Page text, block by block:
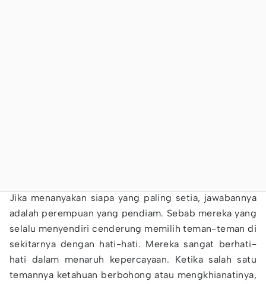
Jika menanyakan siapa yang paling setia, jawabannya
adalah perempuan yang pendiam. Sebab mereka yang
selalu menyendiri cenderung memilih teman-teman di
sekitarnya dengan hati-hati. Mereka sangat berhati-
hati dalam menaruh kepercayaan. Ketika salah satu
temannya ketahuan berbohong atau mengkhianatinya,